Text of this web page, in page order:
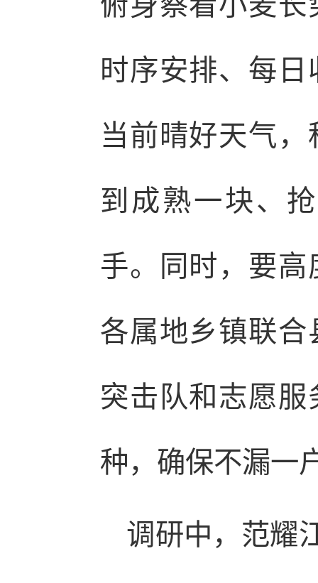
时序安排、每
当前晴好天气
到成熟一块、
手。同时，要
各属地乡镇联
突击队和志愿
种，确保不漏一
调研中，范耀